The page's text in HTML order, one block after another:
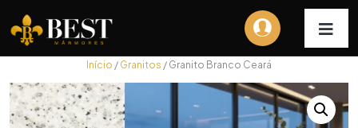
Início / Granitos / Granito Branco Ceará